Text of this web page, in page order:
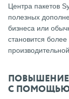
Центра пакетов
полезных
бизнеса или
становится
производительной.
С ПОМОЩЬЮ